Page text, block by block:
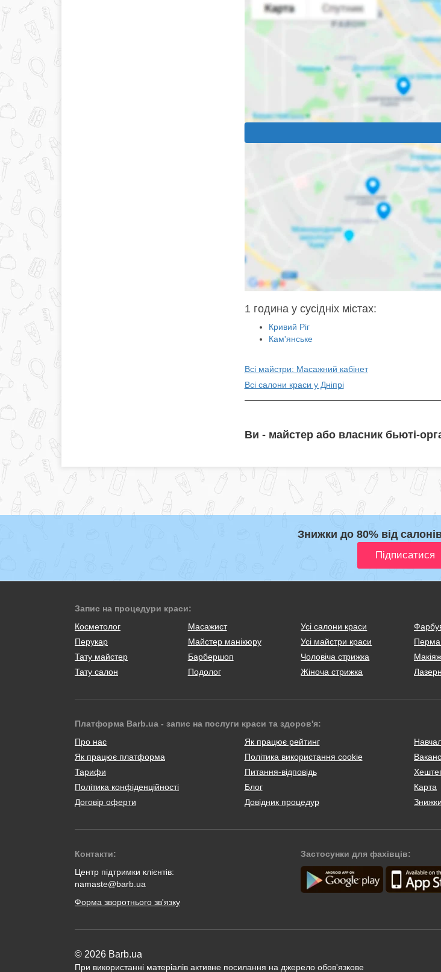
1 година у сусідніх містах:
Кривий Ріг
Кам'янське
Всі майстри: Масажний кабінет
Всі салони краси у Дніпрі
Ви - майстер або власник бьюті-
Знижки до 80% від
Запис на процедури краси:
Косметолог
Масажист
Перукар
Майстер манікюру
Тату майстер
Барбершоп
Тату салон
Подолог
Усі салони краси
Усі майстри краси
Чоловіча стрижка
Жіноча стрижка
Макіяж
Платформа Barb.ua - запис на послуги краси та здоров'я:
Про нас
Як працює платформа
Тарифи
Політика конфіденційності
Договір оферти
Як працює рейтинг
Політика використання cookie
Питання-відповідь
Блог
Довідник процедур
Карта
Контакти:
Центр підтримки клієнтів:
namaste@barb.ua
Форма зворотнього зв'язку
Застосунки для фахівців:
© 2026 Barb.ua
При використанні матеріалів активне посилання на джерело обов'язкове